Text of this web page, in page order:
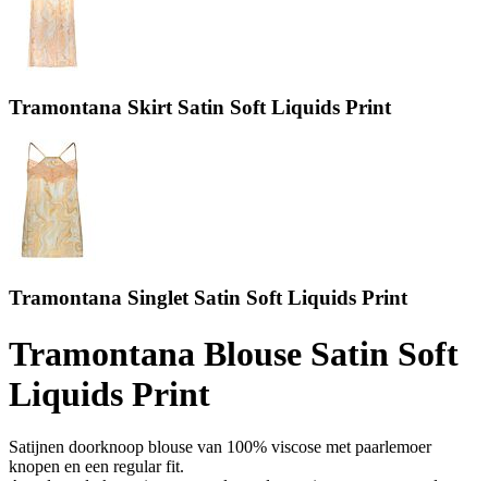
Tramontana Skirt Satin Soft Liquids Print
Tramontana Singlet Satin Soft Liquids Print
Tramontana Blouse Satin Soft
Liquids Print
Satijnen doorknoop blouse van 100% viscose met paarlemoer
knopen en een regular fit.